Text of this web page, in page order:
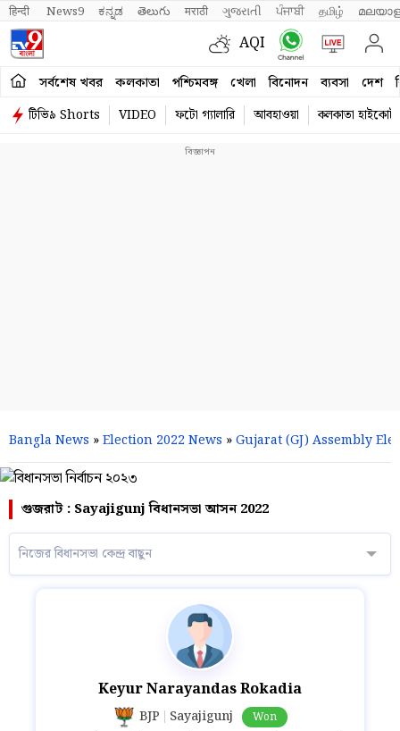
हिन्दी News9 ಕನ್ನಡ తెలుగు मराठी ગુજરાતી ਪੰਜਾਬੀ தமிழ்
AQI
সর্বশেষ খবর কলকাতা পশ্চিমবঙ্গ খেলা বিনোদন ব্যবসা দেশ
টিভি৯ Shorts VIDEO ফটো গ্যালারি আবহাওয়া কলকাতা হাইকোর্ট
Bangla News »Election 2022 News »Gujarat (GJ) Assembly
গুজরাট : Sayajigunj বিধানসভা আসন 2022
নিজের বিধানসভা কেন্দ্র বাছুন
Keyur Narayandas Rokadia
BJP Sayajigunj Won